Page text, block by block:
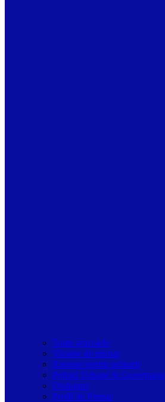
Toate articolele
Viziune de primar
Resurse pentru primarii
Politici Urbane & Guvernanta
Dialoguri
Profil de Primar